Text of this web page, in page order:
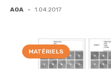
AOA - 1.04.2017
MATÉRIELS